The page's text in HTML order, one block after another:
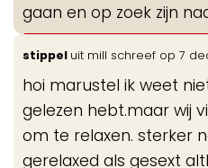
gaan en op zoek zijn
stippel uit mill schreef op 7
hoi marustel ik weet
gelezen hebt.maar wij
om te relaxen. sterker
gerelaxed als gesext